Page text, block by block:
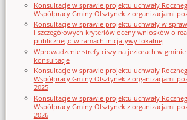
Konsultacje w sprawie projektu uchwały
Współpracy Gminy Olsztynek z organizacjami
Konsultacje w sprawie projektu uchwały w
i szczegółowych kryteriów oceny wniosków o
publicznego w ramach inicjatywy lokalnej
Wprowadzenie strefy ciszy na jeziorach w
konsultacje
Konsultacje w sprawie projektu uchwały
Współpracy Gminy Olsztynek z organizacjami
2025
Konsultacje w sprawie projektu uchwały
Współpracy Gminy Olsztynek z organizacjami
2026